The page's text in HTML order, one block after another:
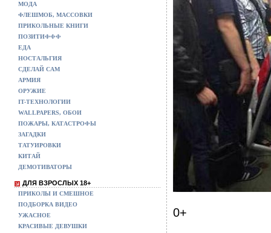
МОДА
ФЛЕШМОБ, МАССОВКИ
ПРИКОЛЬНЫЕ КНИГИ
ПОЗИТИФФФ
ЕДА
НОСТАЛЬГИЯ
СДЕЛАЙ САМ
АРМИЯ
ОРУЖИЕ
IT-ТЕХНОЛОГИИ
WALLPAPERS, ОБОИ
ПОЖАРЫ, КАТАСТРОФЫ
ЗАГАДКИ
ТАТУИРОВКИ
КИТАЙ
ДЕМОТИВАТОРЫ
ДЛЯ ВЗРОСЛЫХ 18+
ПРИКОЛЫ И СМЕШНОЕ
ПОДБОРКА ВИДЕО
УЖАСНОЕ
КРАСИВЫЕ ДЕВУШКИ
0+